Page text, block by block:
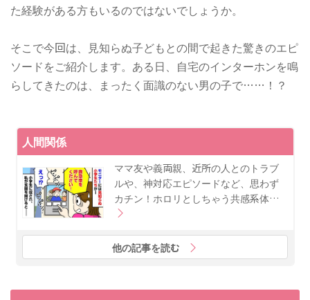
た経験がある方もいるのではないでしょうか。
そこで今回は、見知らぬ子どもとの間で起きた驚きのエピ
ソードをご紹介します。ある日、自宅のインターホンを鳴
らしてきたのは、まったく面識のない男の子で……！？
人間関係
ママ友や義両親、近所の人とのトラブ
ルや、神対応エピソードなど、思わず
カチン！ホロリとしちゃう共感系体…
他の記事を読む